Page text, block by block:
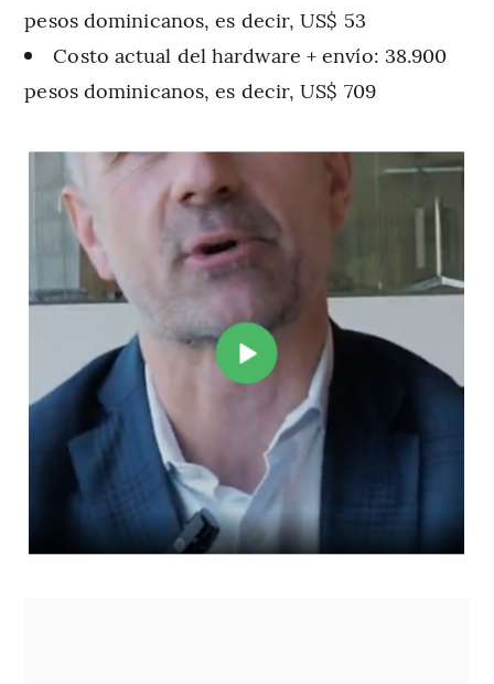
pesos dominicanos, es decir, US$ 53
Costo actual del hardware + envío: 38.900
pesos dominicanos, es decir, US$ 709